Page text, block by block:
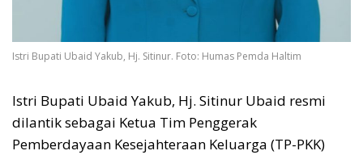
Istri Bupati Ubaid Yakub, Hj. Sitinur. Foto: Humas Pemda Haltim
Istri Bupati Ubaid Yakub, Hj. Sitinur Ubaid resmi
dilantik sebagai Ketua Tim Penggerak
Pemberdayaan Kesejahteraan Keluarga (TP-PKK)